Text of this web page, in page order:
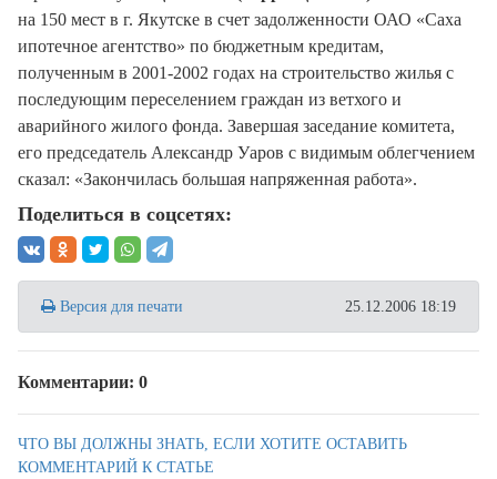
на 150 мест в г. Якутске в счет задолженности ОАО «Саха
ипотечное агентство» по бюджетным кредитам,
полученным в 2001-2002 годах на строительство жилья с
последующим переселением граждан из ветхого и
аварийного жилого фонда. Завершая заседание комитета,
его председатель Александр Уаров с видимым облегчением
сказал: «Закончилась большая напряженная работа».
Поделиться в соцсетях:
Версия для печати 25.12.2006 18:19
Комментарии: 0
ЧТО ВЫ ДОЛЖНЫ ЗНАТЬ, ЕСЛИ ХОТИТЕ ОСТАВИТЬ
КОММЕНТАРИЙ К СТАТЬЕ